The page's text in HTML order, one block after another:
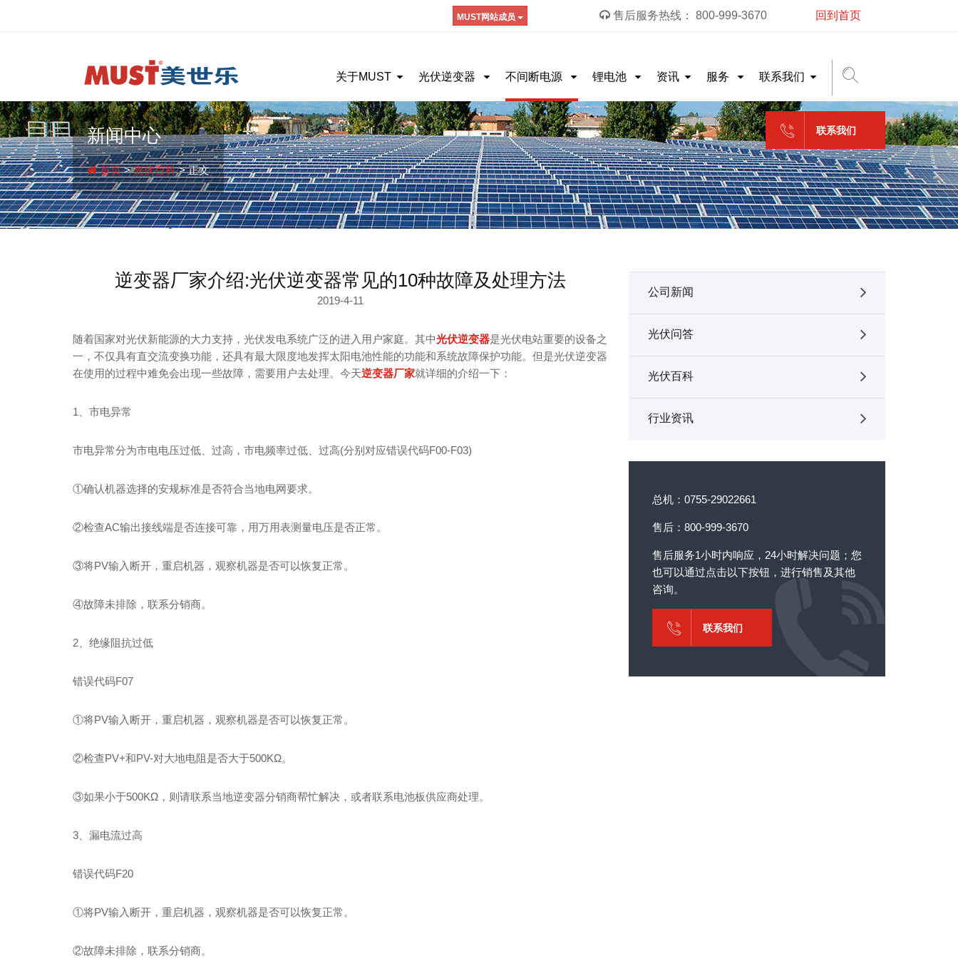
售后服务热线： 800-999-3670 回到首页
MUST网站成员
关于MUST 光伏逆变器 不间断电源 锂电池 资讯 服务 联系我们
新闻中心
首页>光伏百科> 正文
联系我们
逆变器厂家介绍:光伏逆变器常见的10种故障及处理方法
2019-4-11
随着国家对光伏新能源的大力支持，光伏发电系统广泛的进入用户家庭。其中光伏逆变器是光伏电站重要的设备之
一，不仅具有直交流变换功能，还具有最大限度地发挥太阳电池性能的功能和系统故障保护功能。但是光伏逆变器
在使用的过程中难免会出现一些故障，需要用户去处理。今天逆变器厂家就详细的介绍一下：
1、市电异常
市电异常分为市电电压过低、过高，市电频率过低、过高(分别对应错误代码F00-F03)
①确认机器选择的安规标准是否符合当地电网要求。
②检查AC输出接线端是否连接可靠，用万用表测量电压是否正常。
③将PV输入断开，重启机器，观察机器是否可以恢复正常。
④故障未排除，联系分销商。
2、绝缘阻抗过低
错误代码F07
①将PV输入断开，重启机器，观察机器是否可以恢复正常。
②检查PV+和PV-对大地电阻是否大于500KΩ。
③如果小于500KΩ，则请联系当地逆变器分销商帮忙解决，或者联系电池板供应商处理。
3、漏电流过高
错误代码F20
①将PV输入断开，重启机器，观察机器是否可以恢复正常。
②故障未排除，联系分销商。
公司新闻
光伏问答
光伏百科
行业资讯
总机：0755-29022661
售后：800-999-3670
售后服务1小时内响应，24小时解决问题；您
也可以通过点击以下按钮，进行销售及其他
咨询。
联系我们